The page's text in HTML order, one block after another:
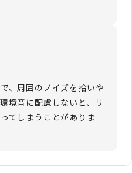
、周囲のノイズを拾いや
境音に配慮しないと、リ
てしまうことがありま